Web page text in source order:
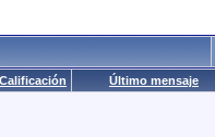
Calificación Último mensaje